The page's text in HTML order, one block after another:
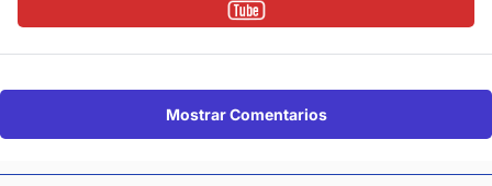
Mostrar Comentarios